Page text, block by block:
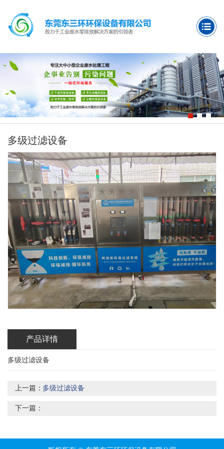
多级过滤设备
产品详情
多级过滤设备
上一篇： 多级过滤设备
下一篇：